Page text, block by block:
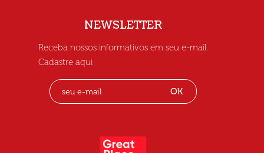
NEWSLETTER
Receba nossos informativos em seu e-mail.
Cadastre aqui
OK